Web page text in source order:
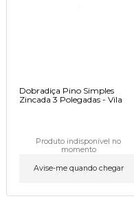
Dobradiça Pino Simples
Zincada 3 Polegadas - Vila
Produto indisponível no
momento
Avise-me quando chegar